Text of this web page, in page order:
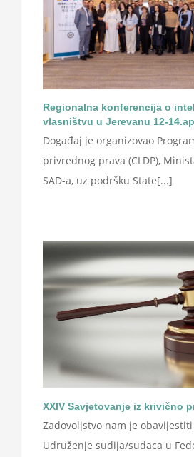
Regionalna konferencija o
vlasništvu u Jerevanu 12-
Događaj je organizovao
privrednog prava (CLDP),
SAD-a, uz podršku State[...]
XXIV Savjetovanje iz krivično
Zadovoljstvo nam je obavijestiti
Udruženje sudija/sudaca u